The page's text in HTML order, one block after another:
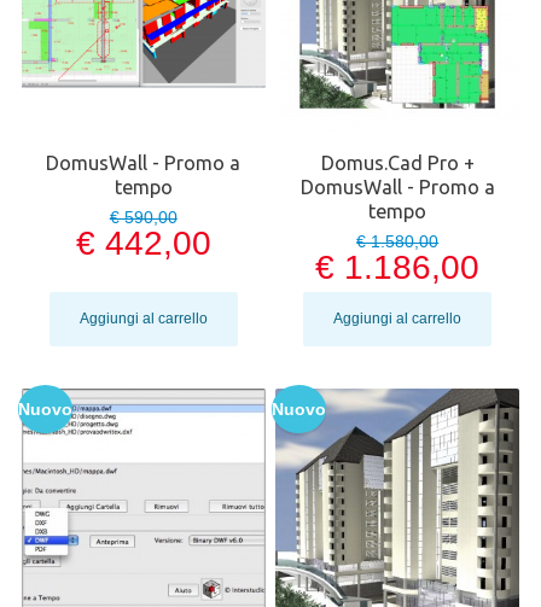
DomusWall - Promo a
tempo
€ 590,00
€ 442,00
Aggiungi al carrello
Domus.Cad Pro +
DomusWall - Promo a
tempo
€ 1.580,00
€ 1.186,00
Aggiungi al carrello
Nuovo Nuovo